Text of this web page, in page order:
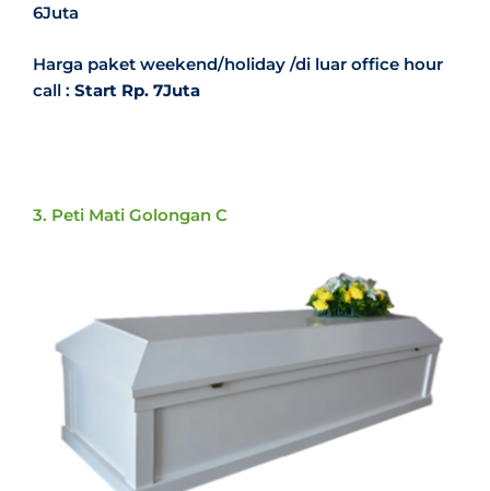
6Juta
Harga paket weekend/holiday /di luar office hour
call : Start Rp. 7Juta
3. Peti Mati Golongan C